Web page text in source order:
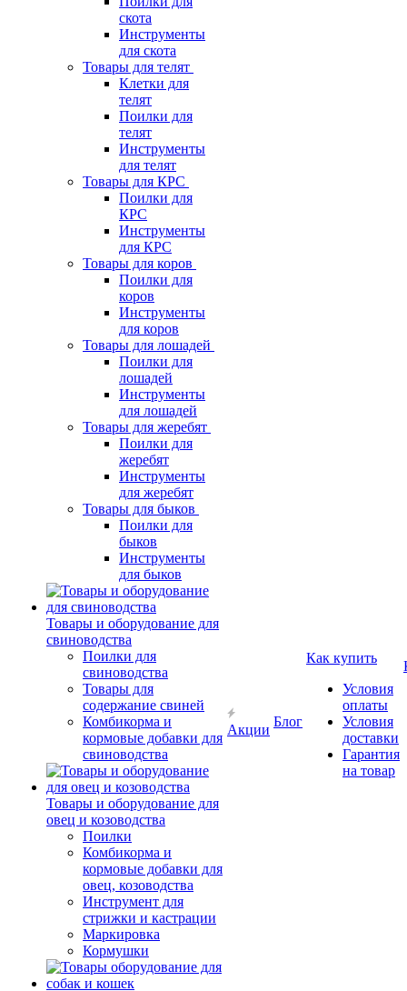
скота
Инструменты
для скота
Товары для телят
Клетки для
телят
Поилки для
телят
Инструменты
для телят
Товары для КРС
Поилки для
КРС
Инструменты
для КРС
Товары для коров
Поилки для
коров
Инструменты
для коров
Товары для лошадей
Поилки для
лошадей
Инструменты
для лошадей
Товары для жеребят
Поилки для
жеребят
Инструменты
для жеребят
Товары для быков
Поилки для
быков
Инструменты
для быков
Товары и оборудование для
свиноводства
Поилки для
свиноводства
Товары для
содержание свиней
Комбикорма и
кормовые добавки для
свиноводства
Товары и оборудование для
овец и козоводства
Поилки
Комбикорма и
кормовые добавки для
овец, козоводства
Инструмент для
стрижки и кастрации
Маркировка
Кормушки
Акции
Блог
Как купить
Условия
оплаты
Условия
доставки
Гарантия
на товар